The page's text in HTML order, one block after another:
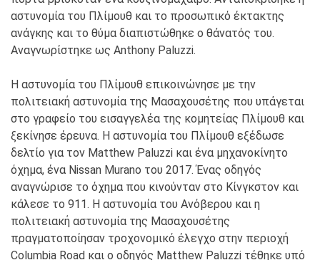
αστυνομία του Πλίμουθ και το προσωπικό έκτακτης
ανάγκης και το θύμα διαπιστώθηκε ο θάνατός του.
Αναγνωρίστηκε ως Anthony Paluzzi.
Η αστυνομία του Πλίμουθ επικοινώνησε με την
πολιτειακή αστυνομία της Μασαχουσέτης που υπάγεται
στο γραφείο του εισαγγελέα της κομητείας Πλίμουθ και
ξεκίνησε έρευνα. Η αστυνομία του Πλίμουθ εξέδωσε
δελτίο για τον Matthew Paluzzi και ένα μηχανοκίνητο
όχημα, ένα Nissan Murano του 2017. Ένας οδηγός
αναγνώρισε το όχημα που κινούνταν στο Κίνγκστον και
κάλεσε το 911. Η αστυνομία του Ανόβερου και η
πολιτειακή αστυνομία της Μασαχουσέτης
πραγματοποίησαν τροχονομικό έλεγχο στην περιοχή
Columbia Road και ο οδηγός Matthew Paluzzi τέθηκε υπό